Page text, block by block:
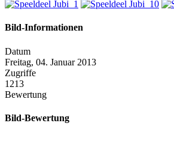
Bild-Informationen
Datum
Freitag, 04. Januar 2013
Zugriffe
1213
Bewertung
Bild-Bewertung